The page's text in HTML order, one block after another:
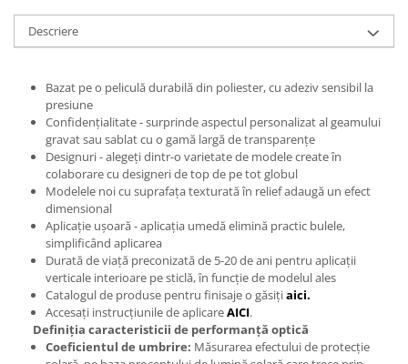
Folie transfer
Benzi antiderapante
Folie termo transfer
Benzi și covoare anti-alunecare
Descriere
Bazat pe o peliculă durabilă din poliester, cu adeziv sensibil la
presiune
Confidențialitate - surprinde aspectul personalizat al geamului
gravat sau sablat cu o gamă largă de transparențe
Designuri - alegeți dintr-o varietate de modele create în
colaborare cu designeri de top de pe tot globul
Modelele noi cu suprafața texturată în relief adaugă un efect
dimensional
Aplicație ușoară - aplicația umedă elimină practic bulele,
simplificând aplicarea
Durată de viață preconizată de 5-20 de ani pentru aplicații
verticale interioare pe sticlă, în funcție de modelul ales
Catalogul de produse pentru finisaje o găsițiaici.
Accesați instrucțiunile de aplicareAICI.
Definiția caracteristicii de performanță optică
Coeficientul de umbrire: Măsurarea efectului de protecție